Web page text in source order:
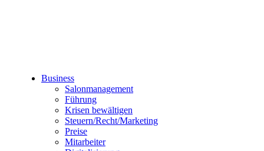
Business
Salonmanagement
Führung
Krisen bewältigen
Steuern/Recht/Marketing
Preise
Mitarbeiter